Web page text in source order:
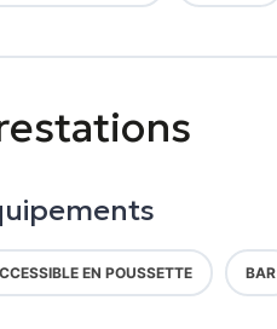
EN POUSSETTE BAR